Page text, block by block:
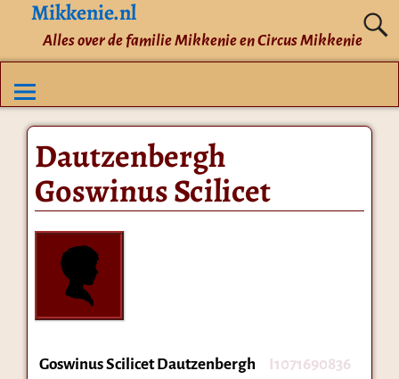
Mikkenie.nl
Alles over de familie Mikkenie en Circus Mikkenie
Dautzenbergh
Goswinus Scilicet
Goswinus Scilicet Dautzenbergh I1071690836